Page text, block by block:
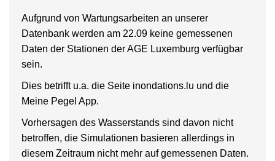
Aufgrund von Wartungsarbeiten an unserer
Datenbank werden am 22.09 keine gemessenen
Daten der Stationen der AGE Luxemburg verfügbar
sein.
Dies betrifft u.a. die Seite inondations.lu und die
Meine Pegel App.
Vorhersagen des Wasserstands sind davon nicht
betroffen, die Simulationen basieren allerdings in
diesem Zeitraum nicht mehr auf gemessenen Daten.